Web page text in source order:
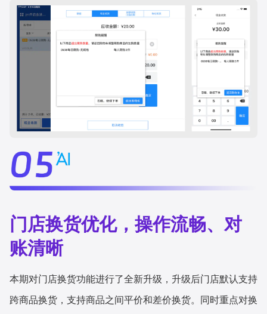
门店换货优化，操作流畅、对
账清晰
本期对门店换货功能进行了全新升级，升级后门店默认支持
跨商品换货，支持商品之间平价和差价换货。同时重点对换